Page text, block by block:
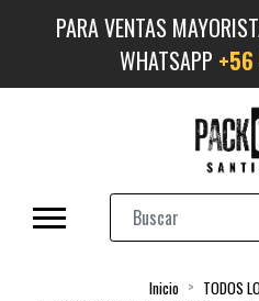
PARA VENTAS
WHATSAPP
Inicio
TODOS